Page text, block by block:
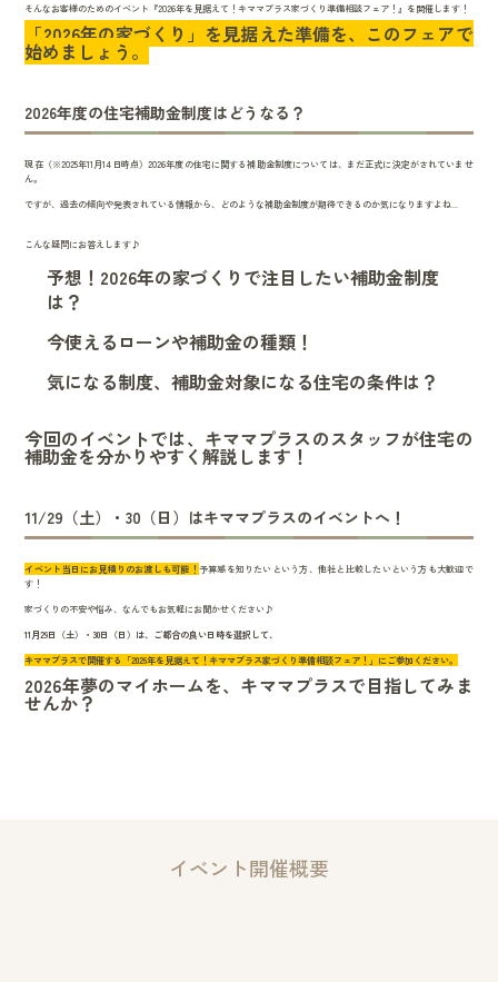
そんなお客様のためのイベント『2026年を見据えて！キママプラス家づくり準備相談フェア！』を開催します！
「2026年の家づくり」を見据えた準備を、このフェアで
始めましょう。
2026年度の住宅補助金制度はどうなる？
現在（※2025年11月14日時点）2026年度の住宅に関する補助金制度については、まだ正式に決定がされていませ
ん。
ですが、過去の傾向や発表されている情報から、どのような補助金制度が期待できるのか気になりますよね...
こんな疑問にお答えします♪
予想！2026年の家づくりで注目したい補助金制度
は？
今使えるローンや補助金の種類！
気になる制度、補助金対象になる住宅の条件は？
今回のイベントでは、キママプラスのスタッフが住宅の
補助金を分かりやすく解説します！
11/29（土）・30（日）はキママプラスのイベントへ！
イベント当日にお見積りのお渡しも可能！ 予算感を知りたいという方、他社と比較したいという方も大歓迎で
す！
家づくりの不安や悩み、なんでもお気軽にお聞かせください♪
11月29日（土）・30日（日）は、ご都合の良い日時を選択して、
キママプラスで開催する「2026年を見据えて！キママプラス家づくり準備相談フェア！」にご参加ください。
2026年夢のマイホームを、キママプラスで目指してみま
せんか？
イベント開催概要